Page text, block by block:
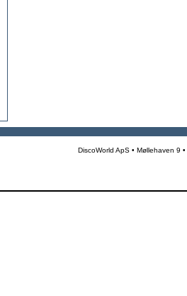
DiscoWorld ApS • Møllehaven 9